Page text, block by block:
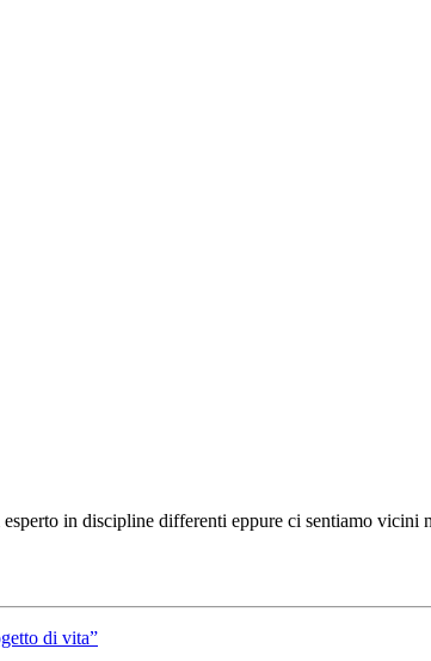
in discipline differenti eppure ci sentiamo vicini
di vita”